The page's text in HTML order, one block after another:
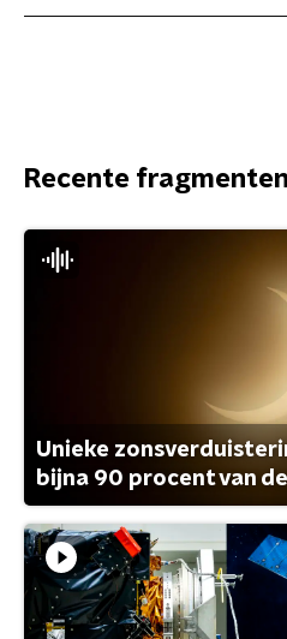
Recente fragmenten
Unieke
bijna 90 procent van